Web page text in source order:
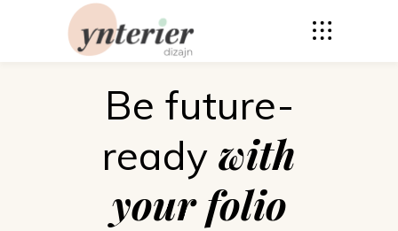
Be future-
ready with
your folio